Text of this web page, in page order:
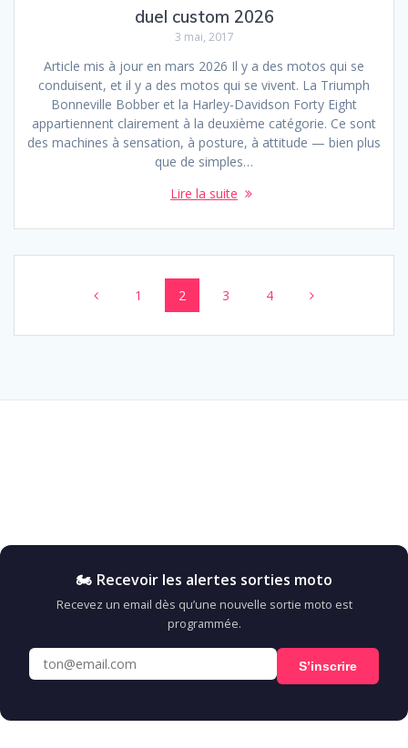
duel custom 2026
3 mai, 2017
Article mis à jour en mars 2026 Il y a des motos qui se
conduisent, et il y a des motos qui se vivent. La Triumph
Bonneville Bobber et la Harley-Davidson Forty Eight
appartiennent clairement à la deuxième catégorie. Ce sont
des machines à sensation, à posture, à attitude — bien plus
que de simples…
Lire la suite
navigationPage
1 Page
2 Page
3 Page
4
🏍️ Recevoir les alertes sorties moto
Recevez un email dès qu’une nouvelle sortie moto est
programmée.
S’inscrire